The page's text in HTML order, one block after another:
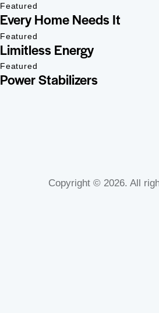
Featured
Every Home Needs It
Featured
Limitless Energy
Featured
Power Stabilizers
Copyright © 2026. All